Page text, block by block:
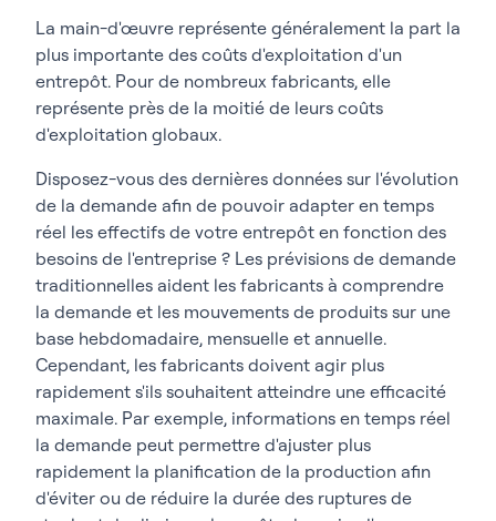
La main-d'œuvre représente généralement la part la
plus importante des coûts d'exploitation d'un
entrepôt. Pour de nombreux fabricants, elle
représente près de la moitié de leurs coûts
d'exploitation globaux.
Disposez-vous des dernières données sur l'évolution
de la demande afin de pouvoir adapter en temps
réel les effectifs de votre entrepôt en fonction des
besoins de l'entreprise ? Les prévisions de demande
traditionnelles aident les fabricants à comprendre
la demande et les mouvements de produits sur une
base hebdomadaire, mensuelle et annuelle.
Cependant, les fabricants doivent agir plus
rapidement s'ils souhaitent atteindre une efficacité
maximale. Par exemple, informations en temps réel
la demande peut permettre d'ajuster plus
rapidement la planification de la production afin
d'éviter ou de réduire la durée des ruptures de